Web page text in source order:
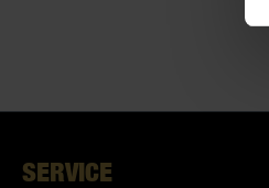
SERVICE